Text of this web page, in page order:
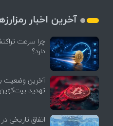
آخرین اخبار
چرا سرعت
دارد؟
آخرین وضعیت
تهدید
اتفاق تاریخی